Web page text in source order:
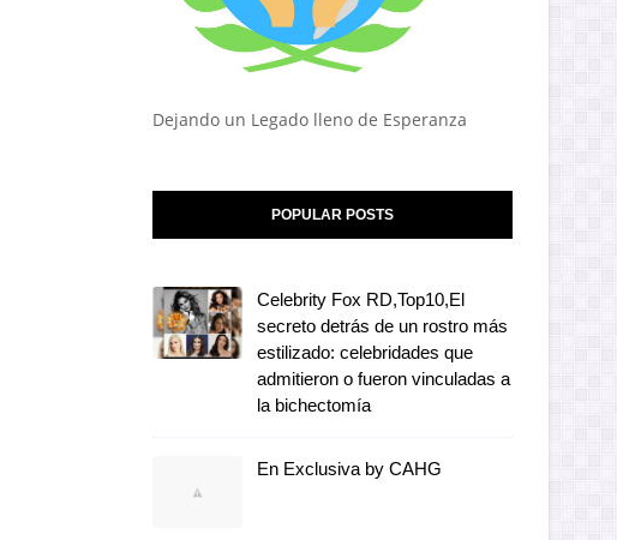
Dejando un Legado lleno de Esperanza
POPULAR POSTS
Celebrity Fox RD,Top10,El
secreto detrás de un rostro más
estilizado: celebridades que
admitieron o fueron vinculadas a
la bichectomía
En Exclusiva by CAHG